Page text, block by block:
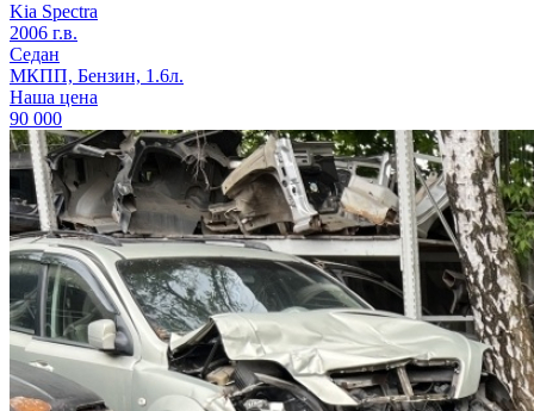
Kia Spectra
2006 г.в.
Седан
МКПП, Бензин, 1.6л.
Наша цена
90 000